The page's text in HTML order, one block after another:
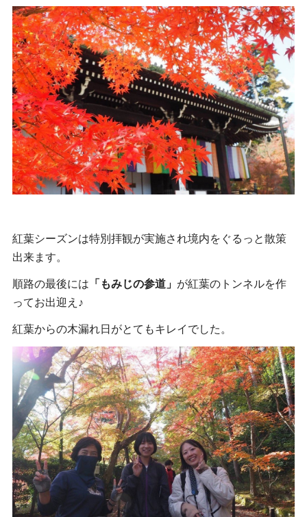
紅葉シーズンは特別拝観が実施され境内をぐるっと散策
出来ます。
順路の最後には 「もみじの参道」 が紅葉のトンネルを作
ってお出迎え♪
紅葉からの木漏れ日がとてもキレイでした。